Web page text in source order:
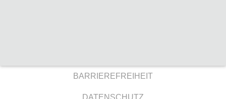
BARRIEREFREIHEIT
DATENSCHUTZ